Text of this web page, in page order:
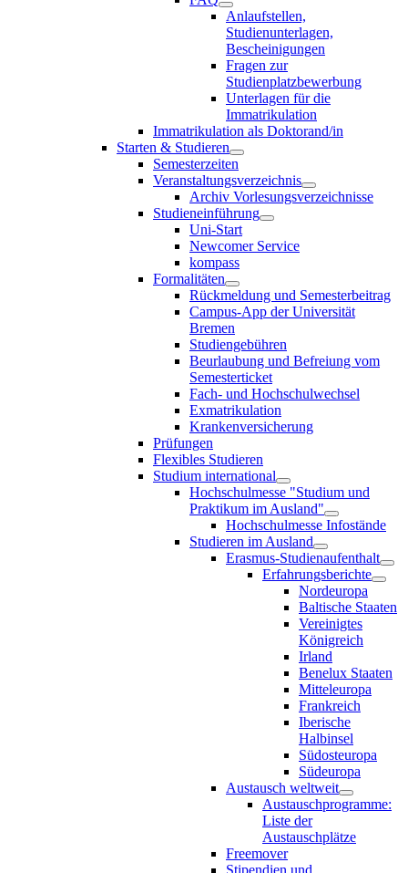
Anlaufstellen,
Studienunterlagen,
Bescheinigungen
Fragen zur
Studienplatzbewerbung
Unterlagen für die
Immatrikulation
Immatrikulation als Doktorand/in
Starten & Studieren
Semesterzeiten
Veranstaltungsverzeichnis
Archiv Vorlesungsverzeichnisse
Studieneinführung
Uni-Start
Newcomer Service
kompass
Formalitäten
Rückmeldung und Semesterbeitrag
Campus-App der Universität
Bremen
Studiengebühren
Beurlaubung und Befreiung vom
Semesterticket
Fach- und Hochschulwechsel
Exmatrikulation
Krankenversicherung
Prüfungen
Flexibles Studieren
Studium international
Hochschulmesse "Studium und
Praktikum im Ausland"
Hochschulmesse Infostände
Studieren im Ausland
Erasmus-Studienaufenthalt
Erfahrungsberichte
Nordeuropa
Baltische Staaten
Vereinigtes
Königreich
Irland
Benelux Staaten
Mitteleuropa
Frankreich
Iberische
Halbinsel
Südosteuropa
Südeuropa
Austausch weltweit
Austauschprogramme:
Liste der
Austauschplätze
Freemover
Stipendien und